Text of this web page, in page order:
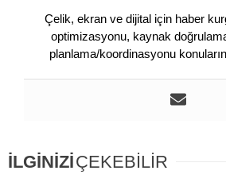
Çelik, ekran ve dijital için haber
optimizasyonu, kaynak
planlama/koordinasyonu
İLGİNİZİÇEKEBİLİR